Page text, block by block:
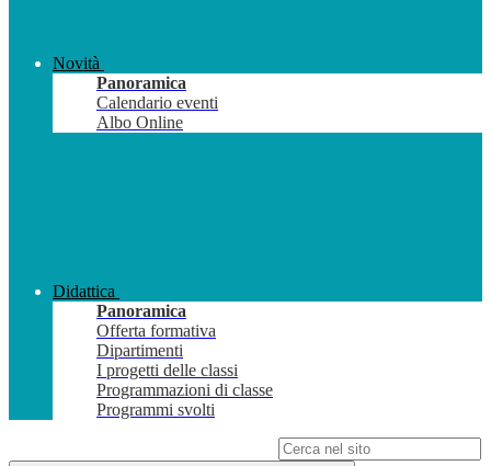
Novità
Panoramica
Calendario eventi
Albo Online
Didattica
Panoramica
Offerta formativa
Dipartimenti
I progetti delle classi
Programmazioni di classe
Programmi svolti